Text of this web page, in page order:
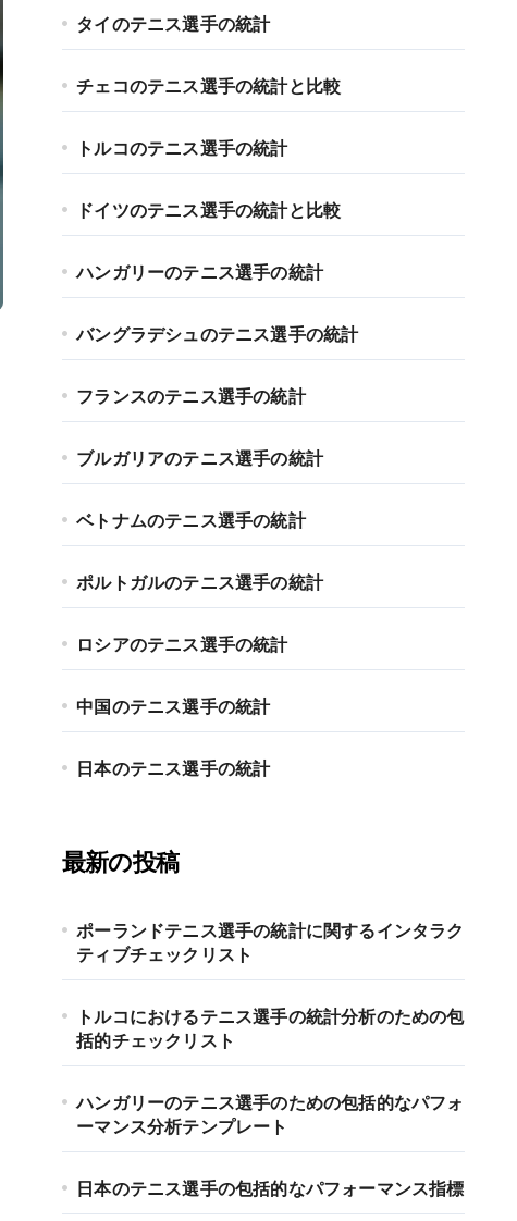
タイのテニス選手の統計
チェコのテニス選手の統計と比較
トルコのテニス選手の統計
ドイツのテニス選手の統計と比較
ハンガリーのテニス選手の統計
バングラデシュのテニス選手の統計
フランスのテニス選手の統計
ブルガリアのテニス選手の統計
ベトナムのテニス選手の統計
ポルトガルのテニス選手の統計
ロシアのテニス選手の統計
中国のテニス選手の統計
日本のテニス選手の統計
最新の投稿
ポーランドテニス選手の統計に関するインタラク
ティブチェックリスト
トルコにおけるテニス選手の統計分析のための包
括的チェックリスト
ハンガリーのテニス選手のための包括的なパフォ
ーマンス分析テンプレート
日本のテニス選手の包括的なパフォーマンス指標